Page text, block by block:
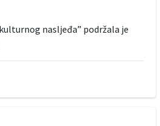
nasljeđa” podržala je